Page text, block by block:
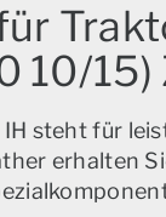
10/
IH steht für
erhalten